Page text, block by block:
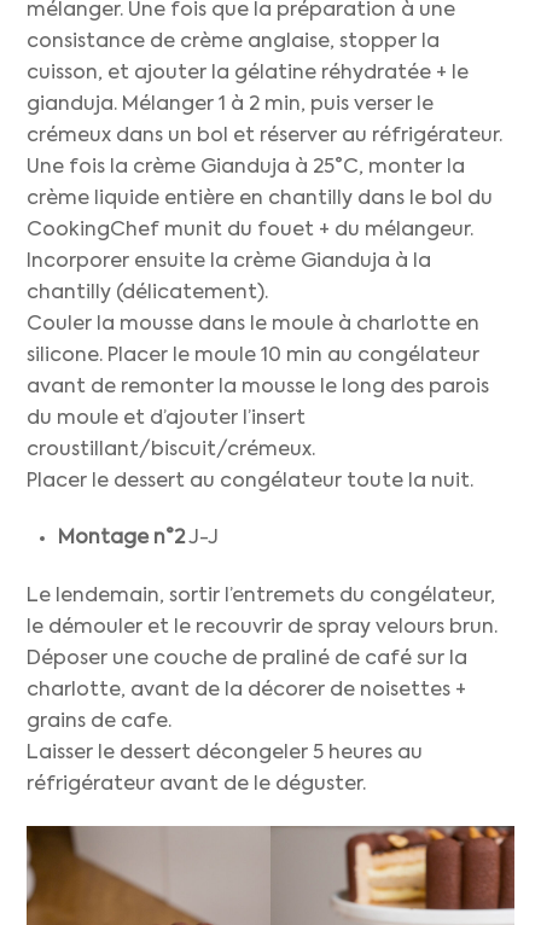
mélanger. Une fois que la préparation à une
consistance de crème anglaise, stopper la
cuisson, et ajouter la gélatine réhydratée + le
gianduja. Mélanger 1 à 2 min, puis verser le
crémeux dans un bol et réserver au réfrigérateur.
Une fois la crème Gianduja à 25°C, monter la
crème liquide entière en chantilly dans le bol du
CookingChef munit du fouet + du mélangeur.
Incorporer ensuite la crème Gianduja à la
chantilly (délicatement).
Couler la mousse dans le moule à charlotte en
silicone. Placer le moule 10 min au congélateur
avant de remonter la mousse le long des parois
du moule et d’ajouter l’insert
croustillant/biscuit/crémeux.
Placer le dessert au congélateur toute la nuit.
Montage n°2J-J
Le lendemain, sortir l’entremets du congélateur,
le démouler et le recouvrir de spray velours brun.
Déposer une couche de praliné de café sur la
charlotte, avant de la décorer de noisettes +
grains de cafe.
Laisser le dessert décongeler 5 heures au
réfrigérateur avant de le déguster.